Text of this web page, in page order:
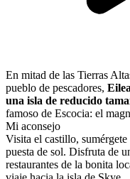
En mitad de las Tierras
pueblo de pescadores,
una isla de reducido
famoso de Escocia: el
Mi aconsejo
Visita el castillo,
puesta de sol. Disfruta de
restaurantes de la bonita